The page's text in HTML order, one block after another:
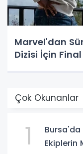
Marvel'dan
Dizisi İçin
Çok Okunanlar
1
Bursa'da
Ekiplerin